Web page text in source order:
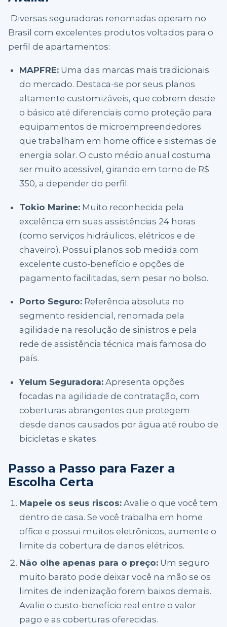
Diversas seguradoras renomadas operam no
Brasil com excelentes produtos voltados para o
perfil de apartamentos:
MAPFRE: Uma das marcas mais tradicionais
do mercado. Destaca-se por seus planos
altamente customizáveis, que cobrem desde
o básico até diferenciais como proteção para
equipamentos de microempreendedores
que trabalham em home office e sistemas de
energia solar. O custo médio anual costuma
ser muito acessível, girando em torno de R$
350, a depender do perfil.
Tokio Marine: Muito reconhecida pela
excelência em suas assistências 24 horas
(como serviços hidráulicos, elétricos e de
chaveiro). Possui planos sob medida com
excelente custo-benefício e opções de
pagamento facilitadas, sem pesar no bolso.
Porto Seguro: Referência absoluta no
segmento residencial, renomada pela
agilidade na resolução de sinistros e pela
rede de assistência técnica mais famosa do
país.
Yelum Seguradora: Apresenta opções
focadas na agilidade de contratação, com
coberturas abrangentes que protegem
desde danos causados por água até roubo de
bicicletas e skates.
Passo a Passo para Fazer a
Escolha Certa
Mapeie os seus riscos: Avalie o que você tem
dentro de casa. Se você trabalha em home
office e possui muitos eletrônicos, aumente o
limite da cobertura de danos elétricos.
Não olhe apenas para o preço: Um seguro
muito barato pode deixar você na mão se os
limites de indenização forem baixos demais.
Avalie o custo-benefício real entre o valor
pago e as coberturas oferecidas.